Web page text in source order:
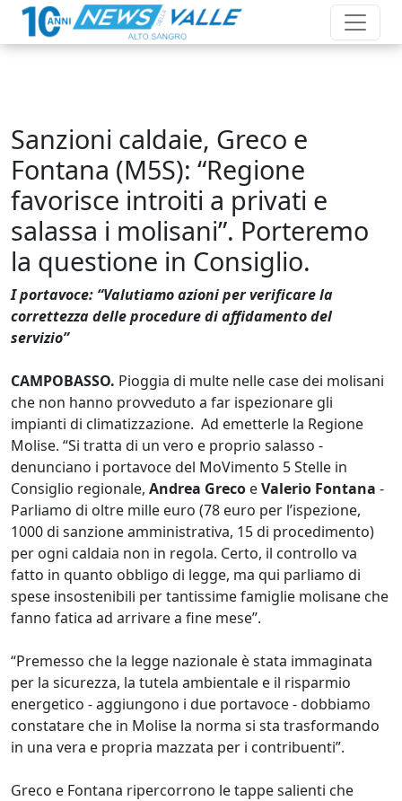
Sanzioni caldaie, Greco e
Fontana (M5S): “Regione
favorisce introiti a privati e
salassa i molisani”. Porteremo
la questione in Consiglio.
I portavoce: “Valutiamo azioni per verificare la
correttezza delle procedure di affidamento del
servizio”
CAMPOBASSO. Pioggia di multe nelle case dei molisani
che non hanno provveduto a far ispezionare gli
impianti di climatizzazione. Ad emetterle la Regione
Molise. “Si tratta di un vero e proprio salasso -
denunciano i portavoce del MoVimento 5 Stelle in
Consiglio regionale, Andrea Greco eValerio Fontana -
Parliamo di oltre mille euro (78 euro per l’ispezione,
1000 di sanzione amministrativa, 15 di procedimento)
per ogni caldaia non in regola. Certo, il controllo va
fatto in quanto obbligo di legge, ma qui parliamo di
spese insostenibili per tantissime famiglie molisane che
fanno fatica ad arrivare a fine mese”.
“Premesso che la legge nazionale è stata immaginata
per la sicurezza, la tutela ambientale e il risparmio
energetico - aggiungono i due portavoce - dobbiamo
constatare che in Molise la norma si sta trasformando
in una vera e propria mazzata per i contribuenti”.
Greco e Fontana ripercorrono le tappe salienti che